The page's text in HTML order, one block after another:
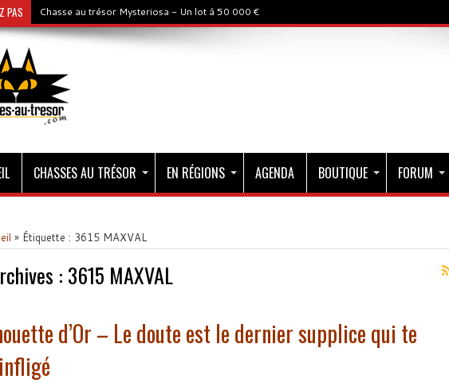
PAS Chasse au trésor Mysteriosa - Un lot à 50 000 €
CHASSES AU TRÉSOR EN RÉGIONS AGENDA BOUTIQUE FORUM
» Étiquette : 3615 MAXVAL
: 3615 MAXVAL
d’Or – Le doute est le dernier supplice qui te